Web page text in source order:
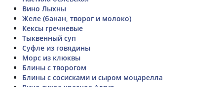
Вино Лыхны
Желе (банан, творог и молоко)
Кексы гречневые
Тыквенный суп
Суфле из говядины
Морс из клюквы
Блины с творогом
Блины с сосисками и сыром моцарелла